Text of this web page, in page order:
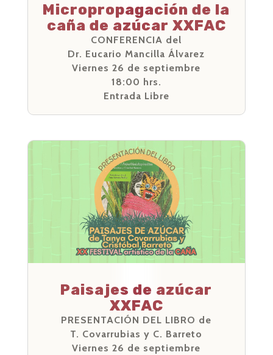
Micropropagación de la
caña de azúcar XXFAC
CONFERENCIA del
Dr. Eucario Mancilla Álvarez
Viernes 26 de septiembre
18:00 hrs.
Entrada Libre
Paisajes de azúcar
XXFAC
PRESENTACIÓN DEL LIBRO de
T. Covarrubias y C. Barreto
Viernes 26 de septiembre